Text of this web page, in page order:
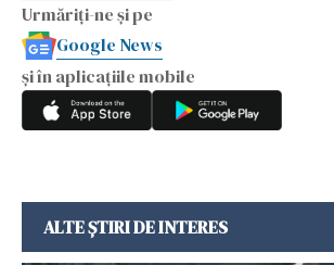
Urmăriți-ne și pe
Google News
și în aplicațiile mobile
ALTE ȘTIRI DE INTERES